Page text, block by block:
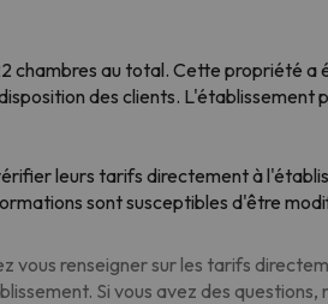
au total. Cette propriété a
des clients.
leurs tarifs directement à
sont susceptibles d'être
vous renseigner sur les tarifs
Si vous avez des questions,